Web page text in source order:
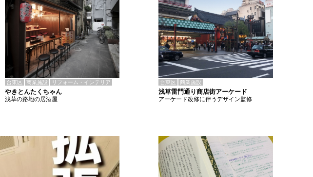
台東区 商業施設 リフォーム・インテリア
やきとんたくちゃん
浅草の路地の居酒屋
台東区 商業施設
浅草雷門通り商店街アーケード
アーケード改修に伴うデザイン監修